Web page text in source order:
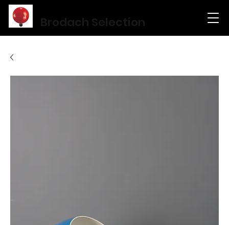
Brodach Selection